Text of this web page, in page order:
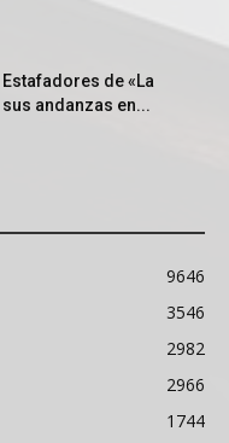
de «La
andanzas en...
9646
3546
2982
2966
1744